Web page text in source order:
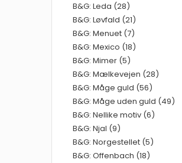
B&G: Leda (28)
B&G: Løvfald (21)
B&G: Menuet (7)
B&G: Mexico (18)
B&G: Mimer (5)
B&G: Mælkevejen (28)
B&G: Måge guld (56)
B&G: Måge uden guld (49)
B&G: Nellike motiv (6)
B&G: Njal (9)
B&G: Norgestellet (5)
B&G: Offenbach (18)